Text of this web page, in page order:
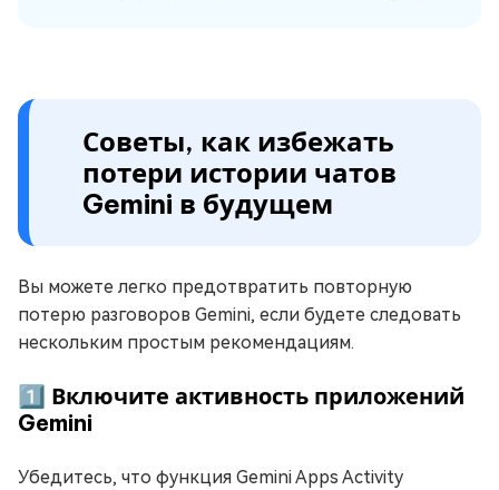
Советы, как избежать
потери истории чатов
Gemini в будущем
Вы можете легко предотвратить повторную
потерю разговоров Gemini, если будете следовать
нескольким простым рекомендациям.
1️⃣ Включите активность приложений
Gemini
Убедитесь, что функция Gemini Apps Activity